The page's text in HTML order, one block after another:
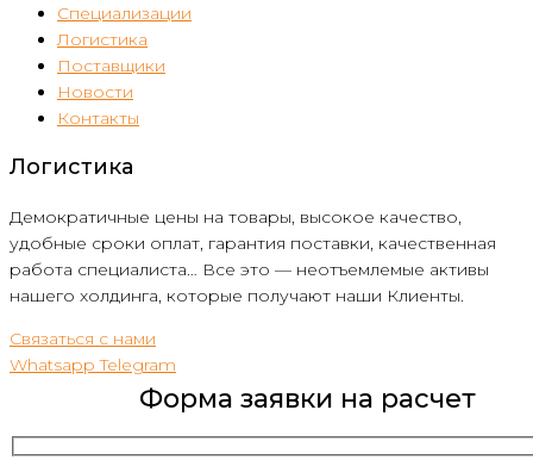
Специализации
Логистика
Поставщики
Новости
Контакты
Логистика
Демократичные цены на товары, высокое качество,
удобные сроки оплат, гарантия поставки, качественная
работа специалиста… Все это — неотъемлемые активы
нашего холдинга, которые получают наши Клиенты.
Связаться с нами
Whatsapp Telegram
Форма заявки на расчет